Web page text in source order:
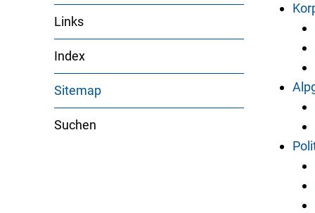
Links
Index
Sitemap
Suchen